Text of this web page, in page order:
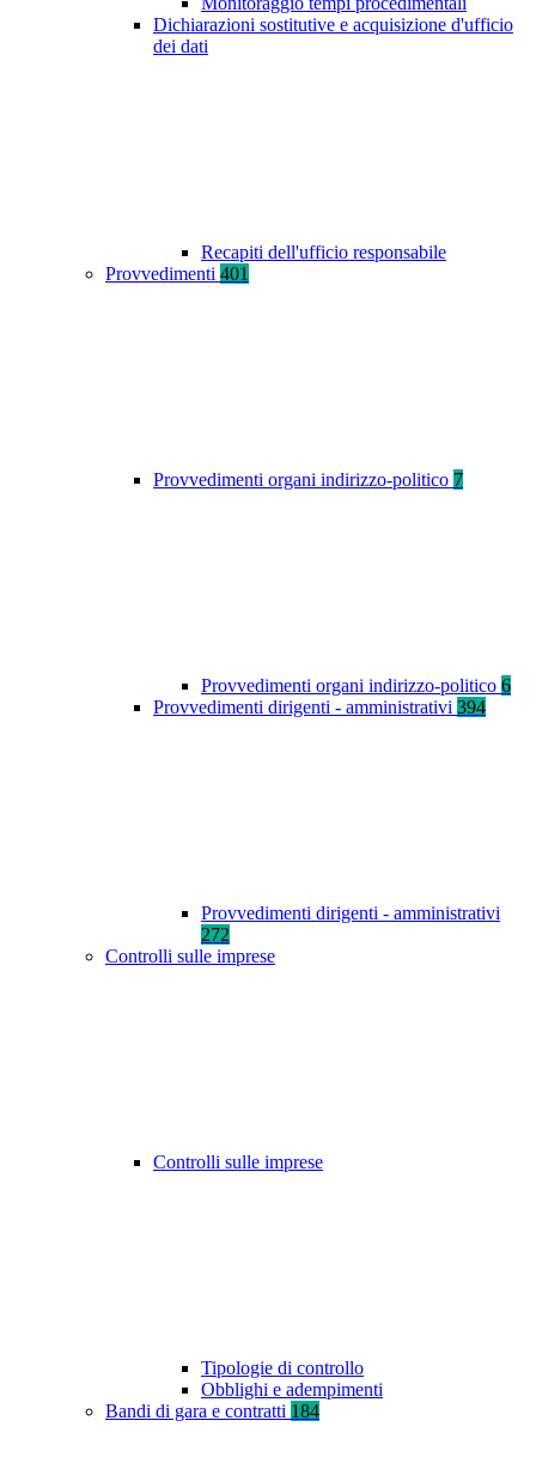
Dichiarazioni sostitutive e acquisizione d'ufficio
dei dati
Recapiti dell'ufficio responsabile
Provvedimenti 401
Provvedimenti organi indirizzo-politico 7
Provvedimenti organi indirizzo-politico 6
Provvedimenti dirigenti - amministrativi 394
Provvedimenti dirigenti - amministrativi
272
Controlli sulle imprese
Controlli sulle imprese
Tipologie di controllo
Obblighi e adempimenti
Bandi di gara e contratti 184